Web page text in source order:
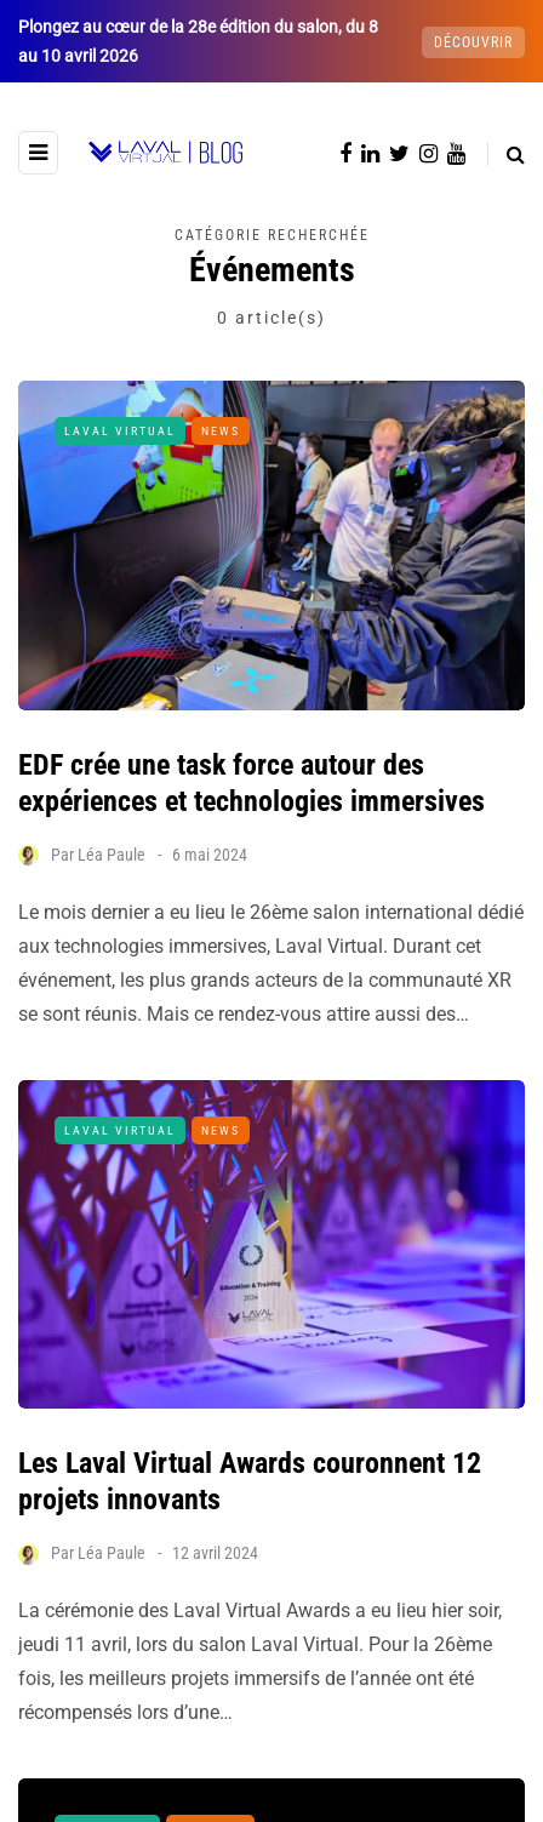
Plongez au cœur de la 28e édition du salon, du 8
au 10 avril 2026
DÉCOUVRIR
CATÉGORIE RECHERCHÉE
Événements
0 article(s)
LAVAL VIRTUAL NEWS
EDF crée une task force autour des
expériences et technologies immersives
Par Léa Paule 6 mai 2024
Le mois dernier a eu lieu le 26ème salon international dédié
aux technologies immersives, Laval Virtual. Durant cet
événement, les plus grands acteurs de la communauté XR
se sont réunis. Mais ce rendez-vous attire aussi des…
LAVAL VIRTUAL NEWS
Les Laval Virtual Awards couronnent 12
projets innovants
Par Léa Paule 12 avril 2024
La cérémonie des Laval Virtual Awards a eu lieu hier soir,
jeudi 11 avril, lors du salon Laval Virtual. Pour la 26ème
fois, les meilleurs projets immersifs de l’année ont été
récompensés lors d’une…